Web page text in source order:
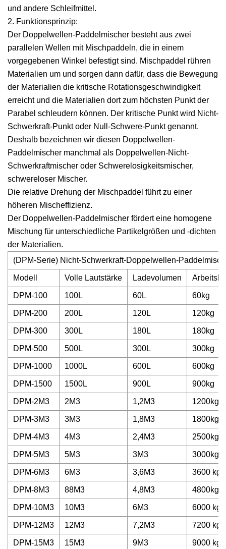
und andere Schleifmittel.
2. Funktionsprinzip:
Der Doppelwellen-Paddelmischer besteht aus zwei
parallelen Wellen mit Mischpaddeln, die in einem
vorgegebenen Winkel befestigt sind. Mischpaddel rühren
Materialien um und sorgen dann dafür, dass die Bewegung
der Materialien die kritische Rotationsgeschwindigkeit
erreicht und die Materialien dort zum höchsten Punkt der
Parabel schleudern können. Der kritische Punkt wird Nicht-
Schwerkraft-Punkt oder Null-Schwere-Punkt genannt.
Deshalb bezeichnen wir diesen Doppelwellen-
Paddelmischer manchmal als Doppelwellen-Nicht-
Schwerkraftmischer oder Schwerelosigkeitsmischer,
schwereloser Mischer.
Die relative Drehung der Mischpaddel führt zu einer
höheren Mischeffizienz.
Der Doppelwellen-Paddelmischer fördert eine homogene
Mischung für unterschiedliche Partikelgrößen und -dichten
der Materialien.
(DPM-Serie) Nicht-Schwerkraft-Doppelwellen-
Modell Volle Lautstärke Ladevolumen
DPM-100 100L 60L 60kg
DPM-200 200L 120L 120kg
DPM-300 300L 180L 180kg
DPM-500 500L 300L 300kg
DPM-1000 1000L 600L 600kg
DPM-1500 1500L 900L 900kg
DPM-2M3 2M3 1,2M3 1200kg
DPM-3M3 3M3 1,8M3 1800kg
DPM-4M3 4M3 2,4M3 2500kg
DPM-5M3 5M3 3M3 3000kg
DPM-6M3 6M3 3,6M3 3600 kg
DPM-8M3 88M3 4,8M3 4800kg
DPM-10M3 10M3 6M3 6000 kg
DPM-12M3 12M3 7,2M3 7200 kg
DPM-15M3 15M3 9M3 9000 kg